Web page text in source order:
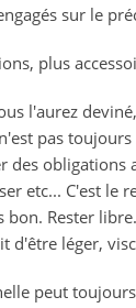
sur le
plus
l'aurez
pas
des
etc... C'est le
Rester
d'être léger,
peut